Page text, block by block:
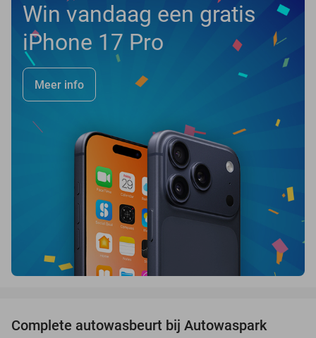
Win vandaag een gratis
iPhone 17 Pro
Meer info
Complete autowasbeurt bij Autowaspark